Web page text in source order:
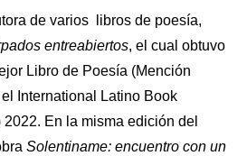
de varios libros de poesía,
entreabiertos, el cual obtuvo
Libro de Poesía (Mención
International Latino Book
En la misma edición del
Solentiname: encuentro con un